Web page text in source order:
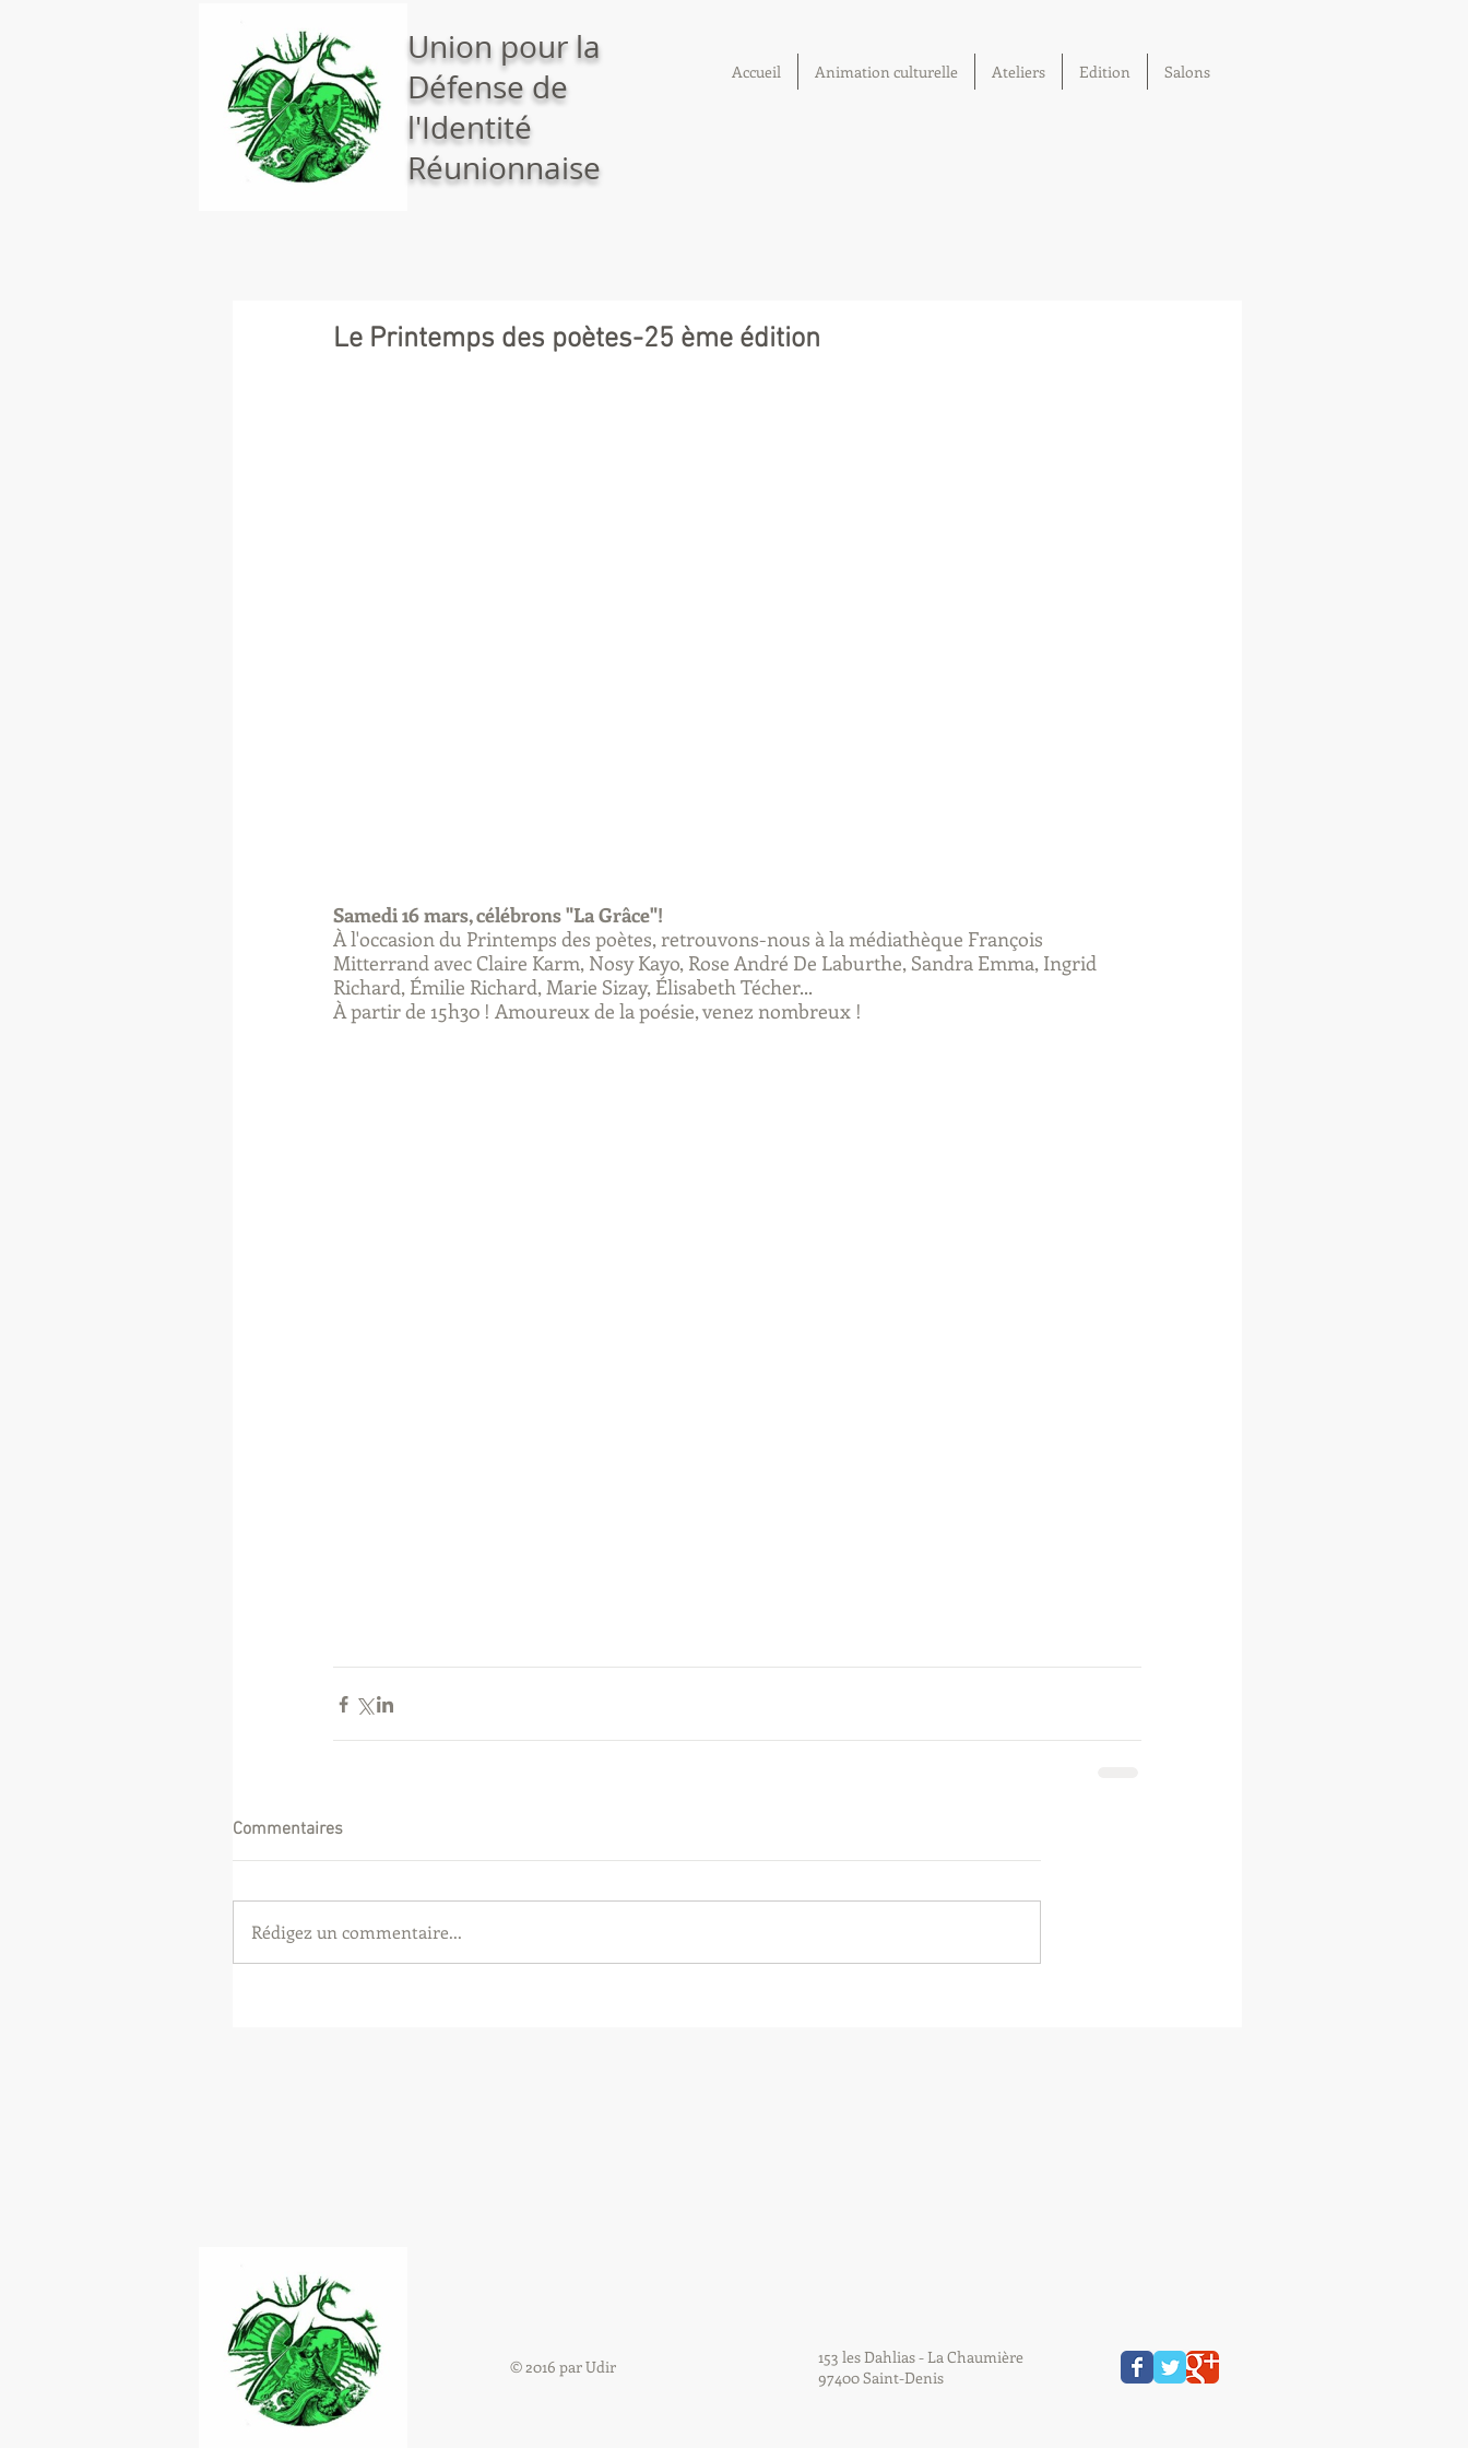
Union pour la
Défense de
l'Identité
Réunionnaise
Accueil Animation culturelle Ateliers Edition Salons
Le Printemps des poètes-25 ème édition
Samedi 16 mars, célébrons "La Grâce"!
À l'occasion du Printemps des poètes, retrouvons-nous à la médiathèque François
Mitterrand avec Claire Karm, Nosy Kayo, Rose André De Laburthe, Sandra Emma, Ingrid
Richard, Émilie Richard, Marie Sizay, Élisabeth Técher...
À partir de 15h30 ! Amoureux de la poésie, venez nombreux !
Commentaires
Rédigez un commentaire...
© 2016 par Udir
153 les Dahlias - La Chaumière
97400 Saint-Denis